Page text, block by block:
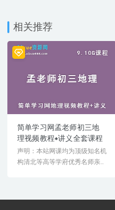
│ ├─ 第2讲 谷老师 专题 地球和
│ ├─ 第4讲 谷老师 专题 利用经
│ ├─ 第5讲 谷老师 专题 地球的
│ ├─ 第7讲 谷老师 专题 地图的
│ ├─ 第8讲 谷老师 专题 地图的
└─ 初一地理同步提高下学期
├─ 第10讲 谷老师 专题 俄罗斯
├─ 第11讲 谷老师 专题 俄罗斯
├─ 第12讲 谷老师 专题 中东的
├─ 第13讲 谷老师 专题 中东的
├─ 第14讲 谷老师 专题 欧洲西
├─ 第15讲 谷老师 专题 欧洲西
相关推荐
简单学习网孟老师初三地
理视频教程+讲义全套课程
声明：本站网课均为顶级知名机
构清北等高等学府优秀名师亲授